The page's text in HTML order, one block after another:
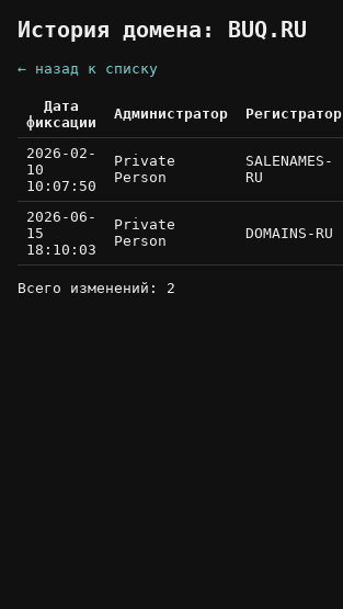
История домена: BUQ.RU
← назад к списку
Дата
фиксации
Администратор Регистратор
2026-02-
10
10:07:50
Private
Person
SALENAMES-
RU
2026-06-
15
18:10:03
Private
Person
DOMAINS-RU
Всего изменений: 2